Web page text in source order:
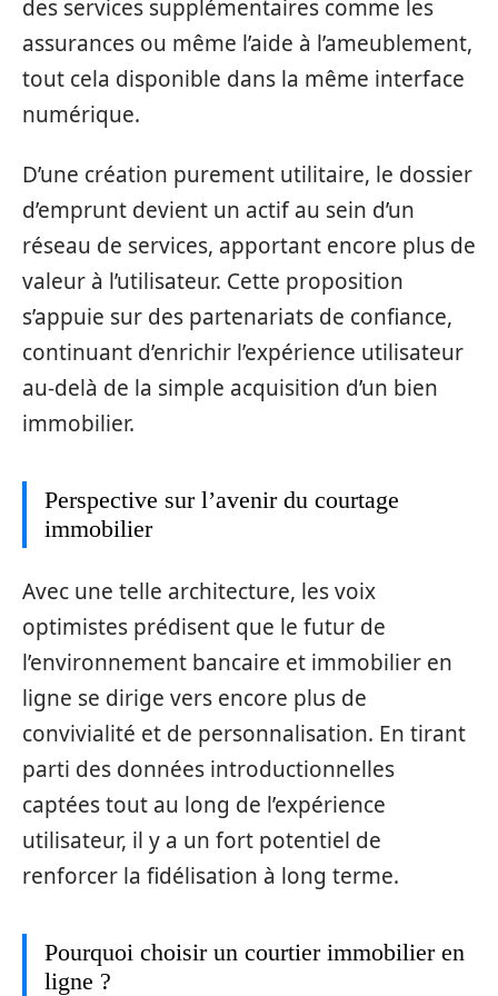
des services supplémentaires comme les
assurances ou même l’aide à l’ameublement,
tout cela disponible dans la même interface
numérique.
D’une création purement utilitaire, le dossier
d’emprunt devient un actif au sein d’un
réseau de services, apportant encore plus de
valeur à l’utilisateur. Cette proposition
s’appuie sur des partenariats de confiance,
continuant d’enrichir l’expérience utilisateur
au-delà de la simple acquisition d’un bien
immobilier.
Perspective sur l’avenir du courtage
immobilier
Avec une telle architecture, les voix
optimistes prédisent que le futur de
l’environnement bancaire et immobilier en
ligne se dirige vers encore plus de
convivialité et de personnalisation. En tirant
parti des données introductionnelles
captées tout au long de l’expérience
utilisateur, il y a un fort potentiel de
renforcer la fidélisation à long terme.
Pourquoi choisir un courtier immobilier en
ligne ?